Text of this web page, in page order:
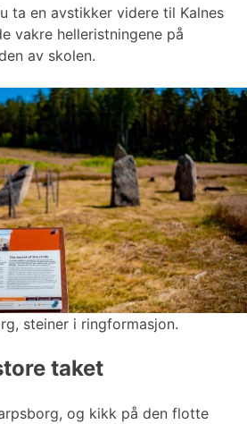
ta en avstikker videre til Kalnes
vakre helleristningene på
av skolen.
steiner i ringformasjon.
taket
og kikk på den flotte